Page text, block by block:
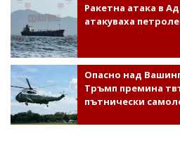
Ракетна атака в
атакуваха
Опасно над
Тръмп премина
пътнически